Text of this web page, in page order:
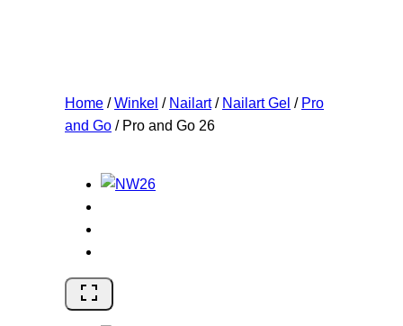
Home / Winkel / Nailart / Nailart Gel / Pro
and Go / Pro and Go 26